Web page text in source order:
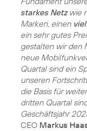
starkes Netzwie
Marken, einen
ein sehr gutes
gestalten wir den
neue
Quartal sind ein
unseren
die Basis für
dritten Quartal
Geschäftsjahr
CEO Markus